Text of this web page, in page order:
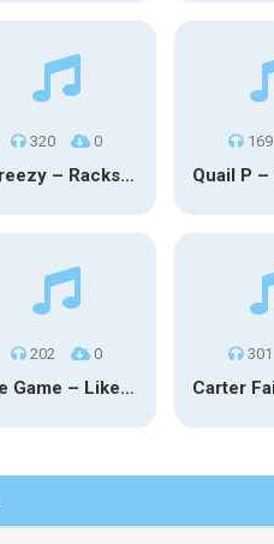
320 0
3Breezy – Racks On You
169
202 0
The Game – Like Father Like Daughter
301